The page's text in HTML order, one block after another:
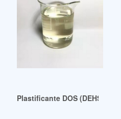
de alta calidad – BIOLAR
Plastificante DOS (DEHS) de